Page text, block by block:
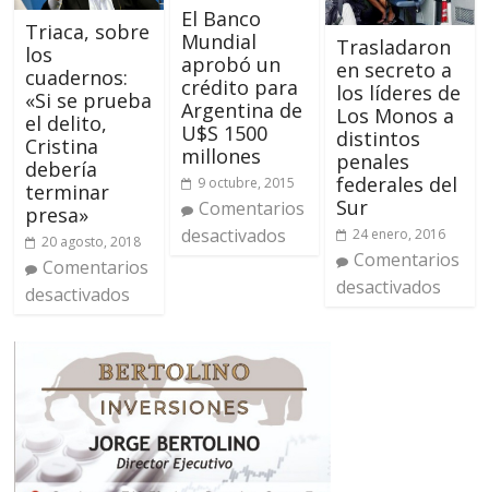
Triaca, sobre
los
cuadernos:
«Si se prueba
el delito,
Cristina
debería
terminar
presa»
20 agosto, 2018
Comentarios
desactivados
El Banco
Mundial
aprobó un
crédito para
Argentina de
U$S 1500
millones
9 octubre, 2015
Comentarios
desactivados
Trasladaron
en secreto a
los líderes de
Los Monos a
distintos
penales
federales del
Sur
24 enero, 2016
Comentarios
desactivados